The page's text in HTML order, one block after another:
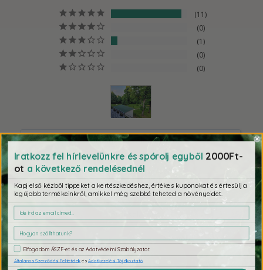
11
0
1
0
0
Írd meg a véleményed!
Vélemény
Iratkozz fel hírlevelünkre és spórolj egyből 2000Ft-
ot a következő rendelésednél
Kapj első kézből tippeket a kertészkedéshez, értékes kuponokat és értesülj a
legújabb termékeinkről, amikkel még szebbé teheted a növényeidet.
Elfogadom ÁSZF-et és az Adatvédelmi Szabályzatot
Általános Szerződési FeltételekésAdatkezelési Tájékoztató